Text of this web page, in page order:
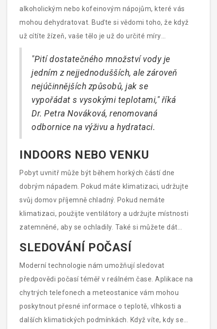
alkoholickým nebo kofeinovým nápojům, které vás
mohou dehydratovat. Buďte si vědomi toho, že když
už cítíte žízeň, vaše tělo je už do určité míry
dehydratované. Nečekejte tedy, až budete mít žízeň,
začněte pít vodu s dostatečným předstihem. Můžete
si také dopřát ovoce s vysokým obsahem vody, jako
jsou meloun, jahody nebo okurka.
"Pití dostatečného množství vody je
jedním z nejjednodušších, ale zároveň
nejúčinnějších způsobů, jak se
vypořádat s vysokými teplotami," říká
Dr. Petra Nováková, renomovaná
odbornice na výživu a hydrataci.
INDOORS NEBO VENKU
Pobyt uvnitř může být během horkých částí dne
dobrým nápadem. Pokud máte klimatizaci, udržujte
svůj domov příjemně chladný. Pokud nemáte
klimatizaci, použijte ventilátory a udržujte místnosti
zatemněné, aby se ochladily. Také si můžete dát
chladnou sprchu nebo koupel, abyste rychle snížili
SLEDOVÁNÍ POČASÍ
Moderní technologie nám umožňují sledovat
předpovědi počasí téměř v reálném čase. Aplikace na
chytrých telefonech a meteostanice vám mohou
poskytnout přesné informace o teplotě, vlhkosti a
dalších klimatických podmínkách. Když víte, kdy se